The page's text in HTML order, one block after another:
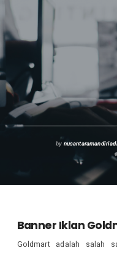
by
Banner Iklan
Goldmart adalah salah